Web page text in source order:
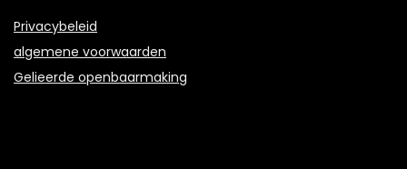
Privacybeleid
algemene voorwaarden
Gelieerde openbaarmaking